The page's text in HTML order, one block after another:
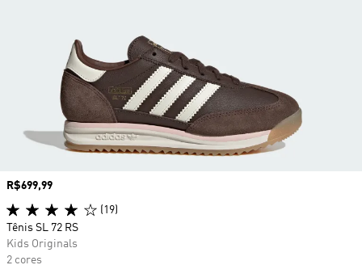
Preço
R$699,99
(19)
Tênis SL 72 RS
Kids Originals
2 cores